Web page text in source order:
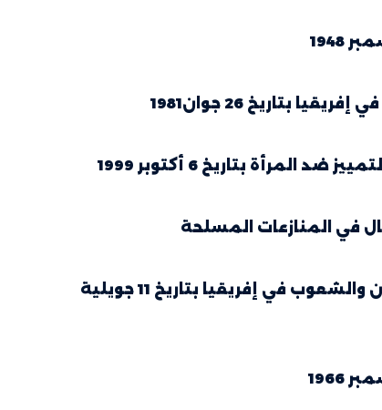
26 جوان1981
بتاريخ 6 أكتوبر 1999
في المنازعات المسلحة
بروتوكول حقوق المرأة في إفريقيا الملحق بميثاق حقوق الإنسان والشعوب في إفريقيا بتاريخ 11 جويلية